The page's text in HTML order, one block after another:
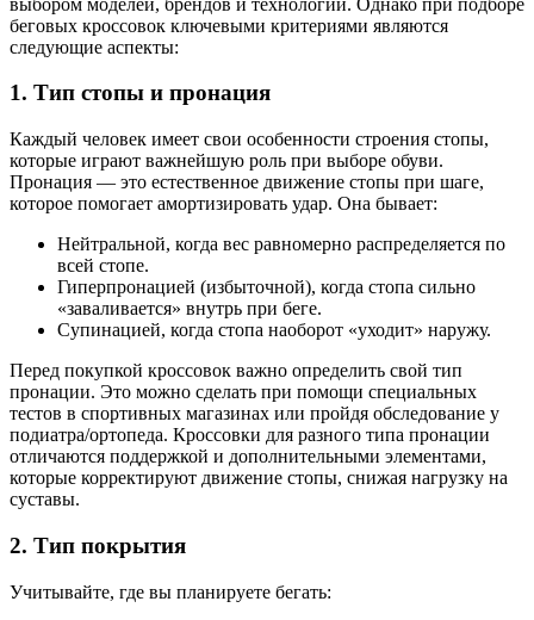
беговых кроссовок ключевыми критериями являются
следующие аспекты:
1. Тип стопы и пронация
Каждый человек имеет свои особенности строения стопы,
которые играют важнейшую роль при выборе обуви.
Пронация — это естественное движение стопы при шаге,
которое помогает амортизировать удар. Она бывает:
Нейтральной, когда вес равномерно распределяется по
всей стопе.
Гиперпронацией (избыточной), когда стопа сильно
«заваливается» внутрь при беге.
Супинацией, когда стопа наоборот «уходит» наружу.
Перед покупкой кроссовок важно определить свой тип
пронации. Это можно сделать при помощи специальных
тестов в спортивных магазинах или пройдя обследование у
подиатра/ортопеда. Кроссовки для разного типа пронации
отличаются поддержкой и дополнительными элементами,
которые корректируют движение стопы, снижая нагрузку на
суставы.
2. Тип покрытия
Учитывайте, где вы планируете бегать: